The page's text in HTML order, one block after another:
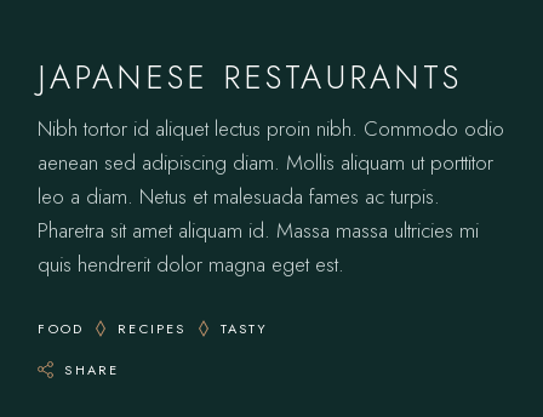
JAPANESE RESTAURANTS
Nibh tortor id aliquet lectus proin nibh. Commodo odio
aenean sed adipiscing diam. Mollis aliquam ut porttitor
leo a diam. Netus et malesuada fames ac turpis.
Pharetra sit amet aliquam id. Massa massa ultricies mi
quis hendrerit dolor magna eget est.
FOOD RECIPES TASTY
SHARE